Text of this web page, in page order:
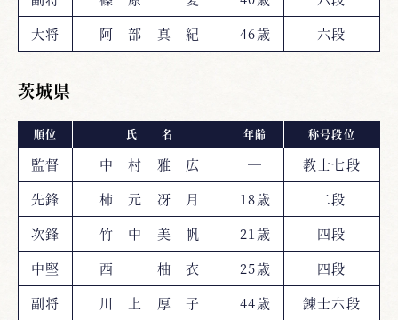
大将
阿 部 真 紀 46歳 六段
茨城県
順位 氏 名 年齢 称号段位
監督 中 村 雅 広 ―
教士七段
先鋒
柿 元 冴 月 18歳
二段
次鋒
竹 中 美 帆 21歳
四段
中堅
西 柚 衣 25歳
四段
副将
川 上 厚 子 44歳
錬士六段